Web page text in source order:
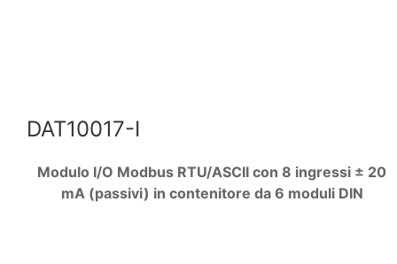
DAT10017-I
Modulo I/O Modbus RTU/ASCII con 8 ingressi ± 20
mA (passivi) in contenitore da 6 moduli DIN